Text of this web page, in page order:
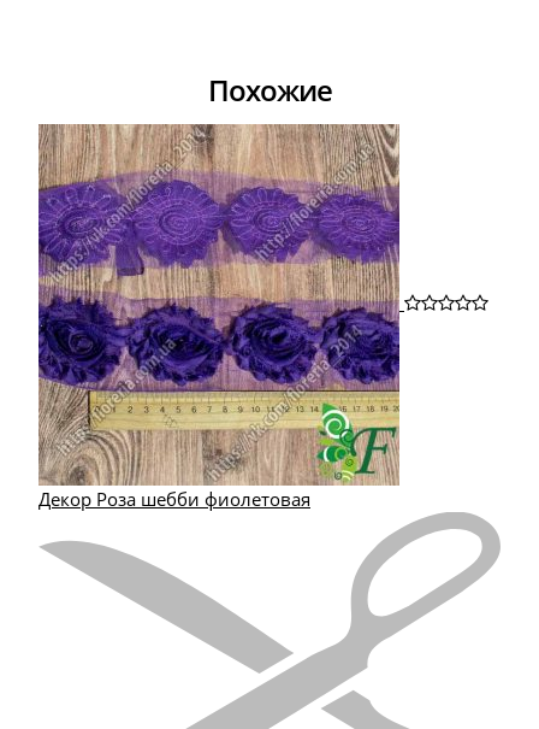
Похожие
Декор Роза шебби фиолетовая